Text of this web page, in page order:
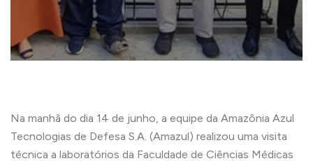
Na manhã do dia 14 de junho, a equipe da Amazônia Azul
Tecnologias de Defesa S.A. (Amazul) realizou uma visita
técnica a laboratórios da Faculdade de Ciências Médicas